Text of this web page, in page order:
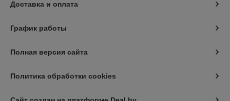
Доставка и оплата
График работы
Полная версия сайта
Политика обработки cookies